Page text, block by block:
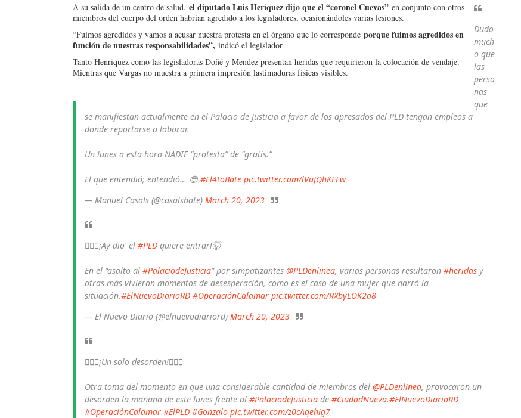
A su salida de un centro de salud, el diputado Luis Heríquez dijo que el “coronel Cuevas” en conjunto con otros
miembros del cuerpo del orden habrían agredido a los legisladores, ocasionándoles varias lesiones.
“Fuimos agredidos y vamos a acusar nuestra protesta en el órgano que lo corresponde porque fuimos agredidos en
función de nuestras responsabilidades”, indicó el legislador.
Tanto Henriquez como las legisladoras Doñé y Mendez presentan heridas que requirieron la colocación de vendaje.
Mientras que Vargas no muestra a primera impresión lastimaduras físicas visibles.
Dudo
much
o que
las
perso
nas
que
se manifiestan actualmente en el Palacio de Justicia a favor de los apresados del PLD tengan empleos a
donde reportarse a laborar.
Un lunes a esta hora NADIE “protesta” de “gratis.”
El que entendió; entendió… 😎 #El4toBate pic.twitter.com/lVuJQhKFEw
— Manuel Casals (@casalsbate) March 20, 2023
🏃🏾‍♀️¡Ay dio' el #PLD quiere entrar!🤯
En el “asalto al #PalaciodeJusticia” por simpatizantes @PLDenlinea, varias personas resultaron #heridas y
otras más vivieron momentos de desesperación, como es el caso de una mujer que narró la
situación.#ElNuevoDiarioRD #OperaciónCalamar pic.twitter.com/RXbyLOK2a8
— El Nuevo Diario (@elnuevodiariord) March 20, 2023
🤦🏾‍♀️¡Un solo desorden!🤦🏾‍♀️
Otra toma del momento en que una considerable cantidad de miembros del @PLDenlinea, provocaron un
desorden la mañana de este lunes frente al #PalaciodeJusticia de #CiudadNueva.#ElNuevoDiarioRD
#OperaciónCalamar #ElPLD #Gonzalo pic.twitter.com/z0cAqehig7